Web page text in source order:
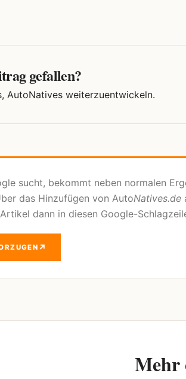
gefallen?
AutoNatives weiterzuentwickeln.
sucht, bekommt neben normalen
das Hinzufügen von AutoNatives.de
dann in diesen Google-
↗
Mehr